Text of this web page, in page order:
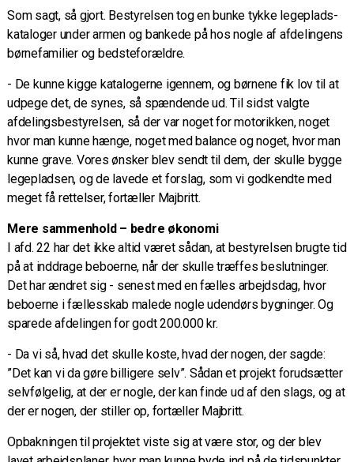
Som sagt, så gjort. Bestyrelsen tog en bunke tykke legeplads-
kataloger under armen og bankede på hos nogle af afdelingens
børnefamilier og bedsteforældre.
- De kunne kigge katalogerne igennem, og børnene fik lov til at
udpege det, de synes, så spændende ud. Til sidst valgte
afdelingsbestyrelsen, så der var noget for motorikken, noget
hvor man kunne hænge, noget med balance og noget, hvor man
kunne grave. Vores ønsker blev sendt til dem, der skulle bygge
legepladsen, og de lavede et forslag, som vi godkendte med
meget få rettelser, fortæller Majbritt.
Mere sammenhold – bedre økonomi
I afd. 22 har det ikke altid været sådan, at bestyrelsen brugte tid
på at inddrage beboerne, når der skulle træffes beslutninger.
Det har ændret sig - senest med en fælles arbejdsdag, hvor
beboerne i fællesskab malede nogle udendørs bygninger. Og
sparede afdelingen for godt 200.000 kr.
- Da vi så, hvad det skulle koste, hvad der nogen, der sagde:
”Det kan vi da gøre billigere selv”. Sådan et projekt forudsætter
selvfølgelig, at der er nogle, der kan finde ud af den slags, og at
der er nogen, der stiller op, fortæller Majbritt.
Opbakningen til projektet viste sig at være stor, og der blev